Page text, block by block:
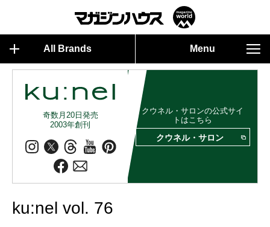
All Brands Menu
奇数月20日発売
2003年創刊
クウネル・サロンの公式サイ
トはこちら
クウネル・サロン
ku:nel vol. 76